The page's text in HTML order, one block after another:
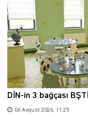
DİN-in 3 bağçası
06 Avqust 2026, 11:25